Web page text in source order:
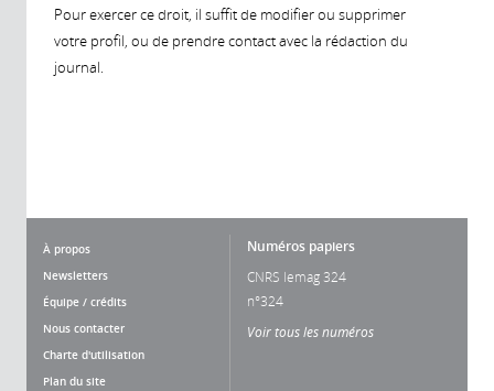
Pour exercer ce droit, il suffit de modifier ou supprimer
votre profil, ou de prendre contact avec la rédaction du
journal.
À propos
Newsletters
Équipe / crédits
Nous contacter
Charte d'utilisation
Plan du site
Numéros papiers
CNRS lemag 324
n°324
Voir tous les numéros